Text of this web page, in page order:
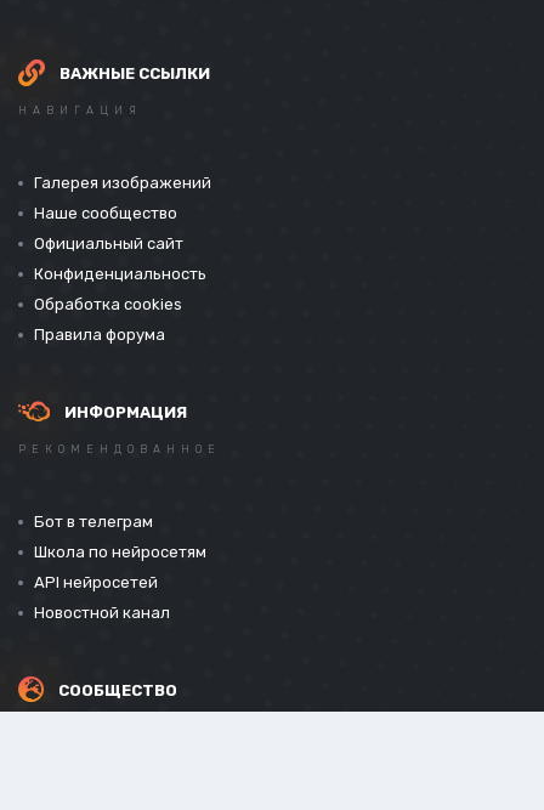
ВАЖНЫЕ ССЫЛКИ
НАВИГАЦИЯ
Галерея изображений
Наше сообщество
Официальный сайт
Конфиденциальность
Обработка cookies
Правила форума
ИНФОРМАЦИЯ
РЕКОМЕНДОВАННОЕ
Бот в телеграм
Школа по нейросетям
API нейросетей
Новостной канал
СООБЩЕСТВО